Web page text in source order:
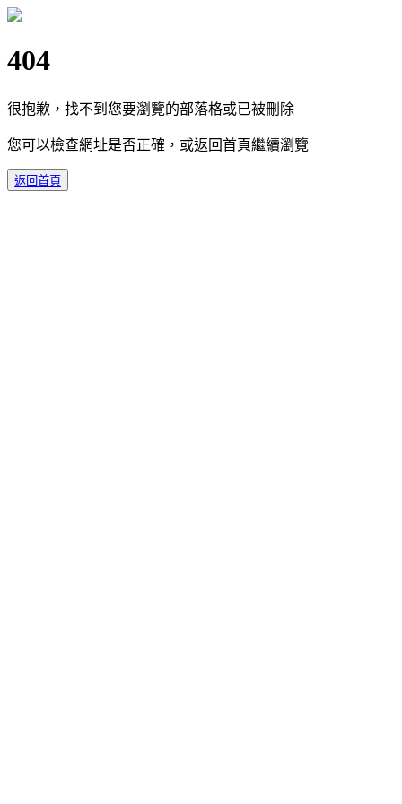
404
很抱歉，找不到您要瀏覽的部落格或已被刪除
您可以檢查網址是否正確，或返回首頁繼續瀏覽
返回首頁